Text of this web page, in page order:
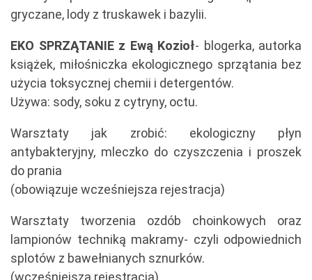
gryczane, lody z truskawek i bazylii.
EKO SPRZĄTANIE z Ewą Kozioł- blogerka, autorka
książek, miłośniczka ekologicznego sprzątania bez
użycia toksycznej chemii i detergentów.
Używa: sody, soku z cytryny, octu.
Warsztaty jak zrobić: ekologiczny płyn
antybakteryjny, mleczko do czyszczenia i proszek
do prania
(obowiązuje wcześniejsza rejestracja)
Warsztaty tworzenia ozdób choinkowych oraz
lampionów techniką makramy- czyli odpowiednich
splotów z bawełnianych sznurków.
(wcześniejsza rejestracja)